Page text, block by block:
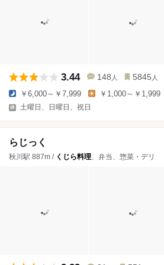
3.44 148 人 5845 人
￥6,000～￥7,999 ￥1,000～￥1,999
土曜日、日曜日、祝日
らじっく
秋川駅 887m / くじら料理、弁当、惣菜・デリ